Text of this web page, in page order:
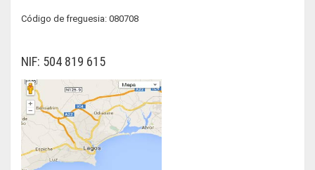
Código de freguesia: 080708
NIF: 504 819 615